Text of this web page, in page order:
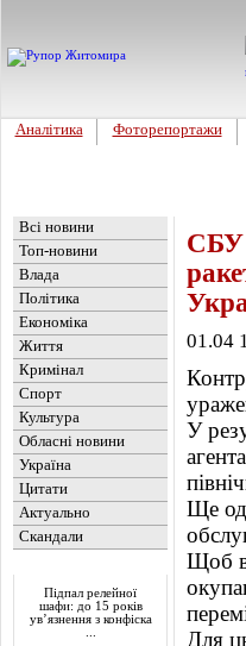
Аналітика Фоторепортажи
Всі новини
Топ-новини
Влада
Політика
Економіка
Життя
Кримінал
Спорт
Культура
Обласні новини
Україна
Цитати
Актуально
Скандали
Підпал релейної
шафи: до 15 років
ув’язнення з конфіска
СБУ
01.04
У
Ще
Щоб
Для